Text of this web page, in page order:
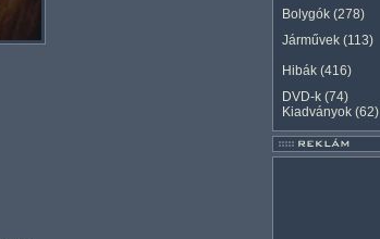
Bolygók (278)
Járművek (113)
Hibák (416)
DVD-k (74)
Kiadványok (62)